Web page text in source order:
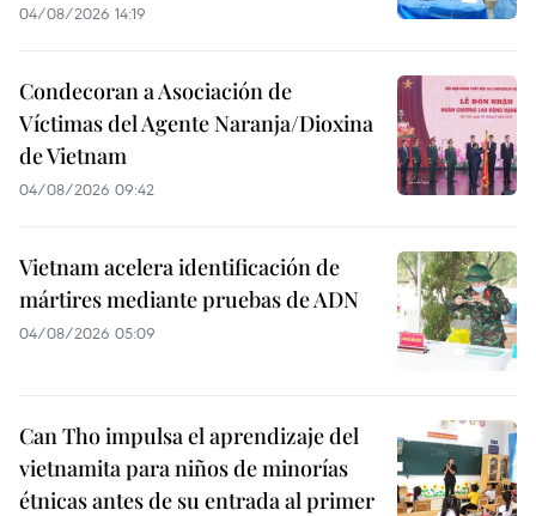
04/08/2026 14:19
Condecoran a Asociación de
Víctimas del Agente Naranja/Dioxina
de Vietnam
04/08/2026 09:42
Vietnam acelera identificación de
mártires mediante pruebas de ADN
04/08/2026 05:09
Can Tho impulsa el aprendizaje del
vietnamita para niños de minorías
étnicas antes de su entrada al primer